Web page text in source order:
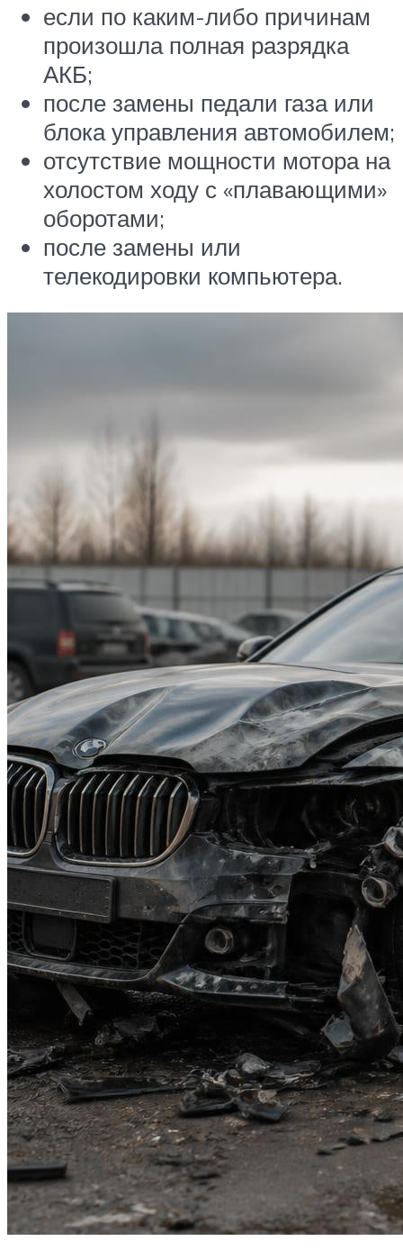
если по каким-либо причинам
произошла полная разрядка
АКБ;
после замены педали газа или
блока управления автомобилем;
отсутствие мощности мотора на
холостом ходу с «плавающими»
оборотами;
после замены или
телекодировки компьютера.